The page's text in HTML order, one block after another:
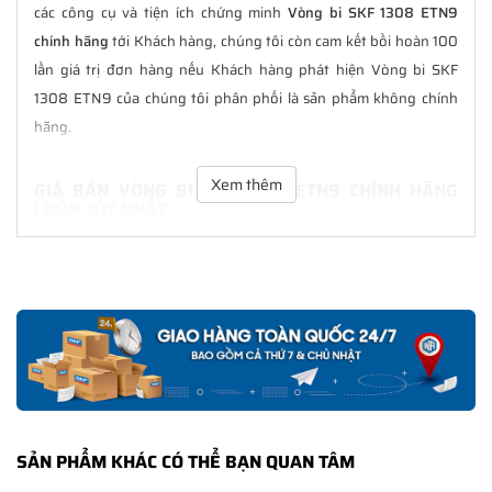
các công cụ và tiện ích chứng minh Vòng bi SKF 1308 ETN9
chính hãngtới Khách hàng, chúng tôi còn cam kết bồi hoàn 100
lần giá trị đơn hàng nếu Khách hàng phát hiện Vòng bi SKF
1308 ETN9 của chúng tôi phân phối là sản phẩm không chính
hãng.
GIÁ BÁN VÒNG BI SKF 1308 ETN9 CHÍNH HÃNG
TạiNGOCANH.COMgiá bán Vòng bi SKF 1308 ETN9 luôn là tốt
trong suốt quá trình sử dụng các sản phẩm SKF chính hãng.
CHẾ ĐỘ BẢO HÀNH VÒNG BI SKF 1308 ETN9 CHÍNH
HÃNG
Tất cả các sản phẩm SKF chính hãng do
phối đều được bảo hành chính hãng theo đúng tiêu chuẩn bảo
Xem thêm
SẢN PHẨM KHÁC CÓ THỂ BẠN QUAN TÂM